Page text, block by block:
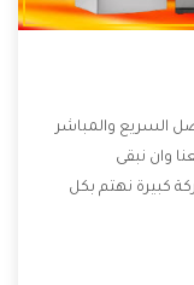
السريع والمباشر
وان نبقى
كبيرة نهتم بكل
تكون من أهم